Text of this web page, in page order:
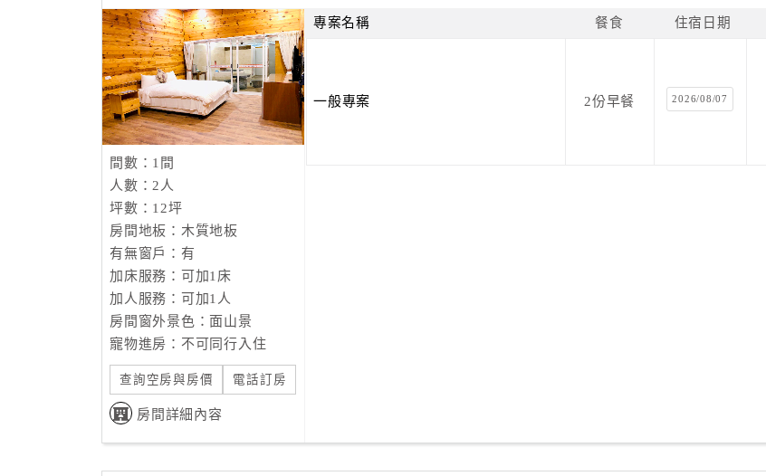
星光時間：
平日：晚上PM21:00~22:00（週日～週四）
提供特別的時間，讓您在享受泡湯的同時擁有更舒適的放鬆環境，於星光時間的片刻，將泡湯池周邊的燈光
熄滅，讓忙碌一日的靈魂之窗達到充分的休息，盡情享受在無光害的環境中，來觀賞滿天星斗。
間數：1間
人數：2人
坪數：12坪
房間地板：木質地板
有無窗戶：有
加床服務：可加1床
加人服務：可加1人
房間窗外景色：面山景
寵物進房：不可同行入住
查詢空房與房價 電話訂房
房間詳細內容
專案名稱 餐食 住宿日期
一般專案 2份早餐 2026/08/07